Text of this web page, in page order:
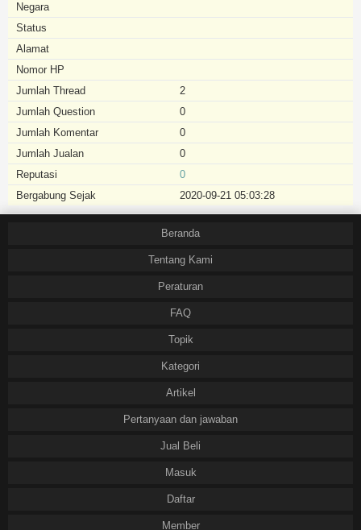
Negara
Status
Alamat
Nomor HP
Jumlah Thread
2
Jumlah Question
0
Jumlah Komentar
0
Jumlah Jualan
0
Reputasi
0
Bergabung Sejak
2020-09-21 05:03:28
Beranda
Tentang Kami
Peraturan
FAQ
Topik
Kategori
Artikel
Pertanyaan dan jawaban
Jual Beli
Masuk
Daftar
Member